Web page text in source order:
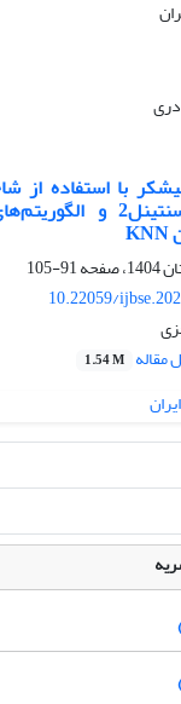
با استفاده
91-105
10.22059/
مقاله 1.54 M